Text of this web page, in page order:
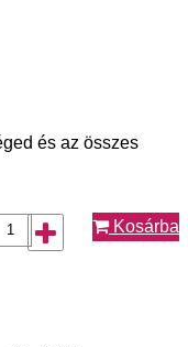
és az összes
Kosárba